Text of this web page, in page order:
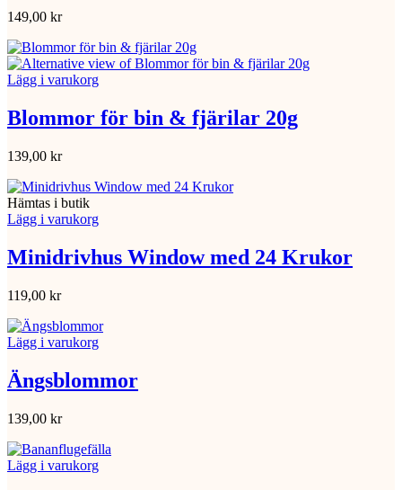
149,00 kr
Lägg i varukorg
Blommor för bin & fjärilar 20g
139,00 kr
Hämtas i butik
Lägg i varukorg
Minidrivhus Window med 24 Krukor
119,00 kr
Lägg i varukorg
Ängsblommor
139,00 kr
Lägg i varukorg